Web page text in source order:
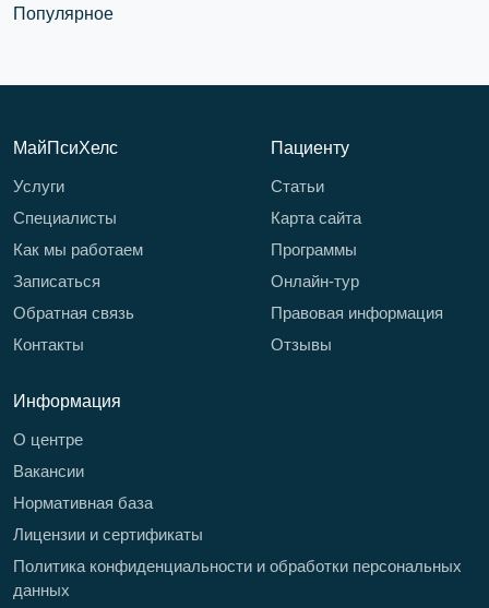
Популярное
МайПсиХелс
Услуги
Специалисты
Как мы работаем
Записаться
Обратная связь
Контакты
Пациенту
Статьи
Карта сайта
Программы
Онлайн-тур
Правовая информация
Отзывы
Информация
О центре
Вакансии
Нормативная база
Лицензии и сертификаты
Политика конфиденциальности и обработки персональных
данных